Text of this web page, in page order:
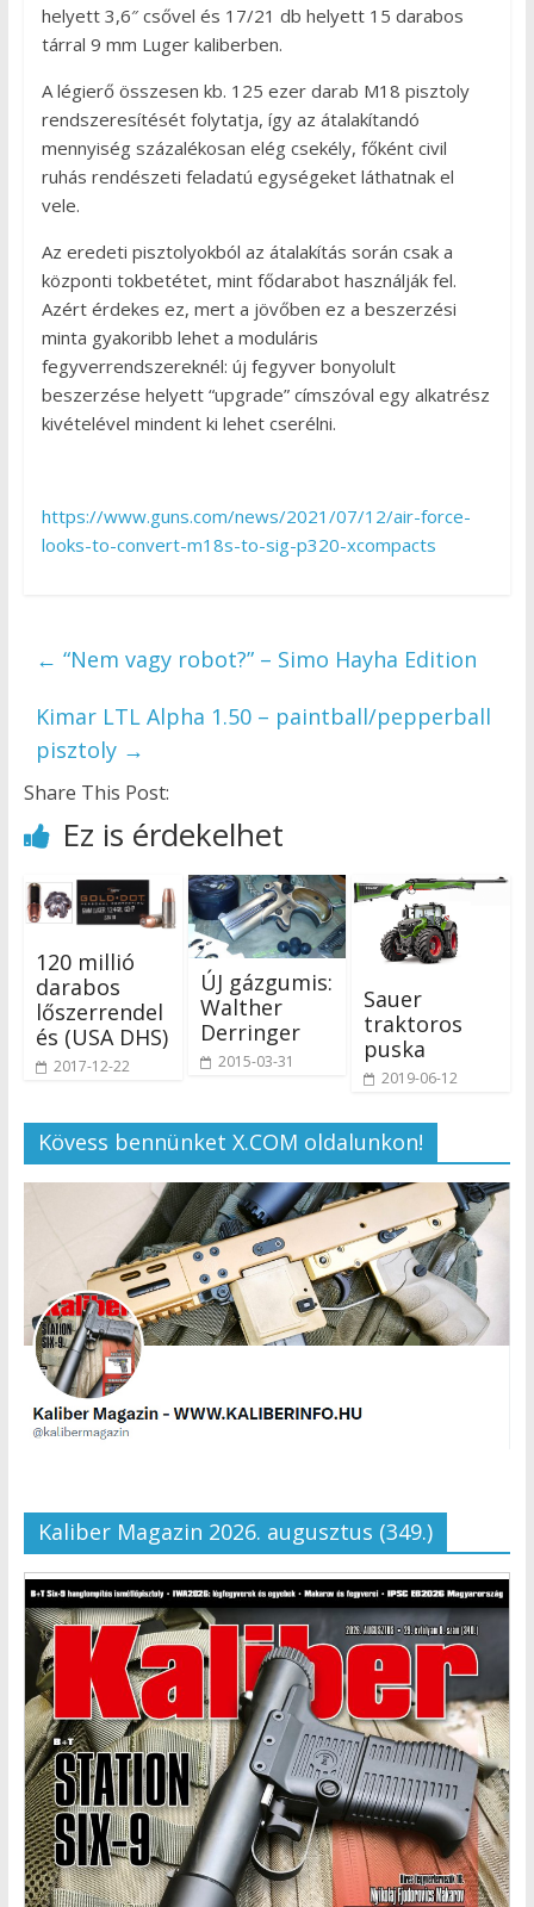
helyett 3,6″ csővel és 17/21 db helyett 15 darabos
tárral 9 mm Luger kaliberben.
A légierő összesen kb. 125 ezer darab M18 pisztoly
rendszeresítését folytatja, így az átalakítandó
mennyiség százalékosan elég csekély, főként civil
ruhás rendészeti feladatú egységeket láthatnak el
vele.
Az eredeti pisztolyokból az átalakítás során csak a
központi tokbetétet, mint fődarabot használják fel.
Azért érdekes ez, mert a jövőben ez a beszerzési
minta gyakoribb lehet a moduláris
fegyverrendszereknél: új fegyver bonyolult
beszerzése helyett “upgrade” címszóval egy alkatrész
kivételével mindent ki lehet cserélni.
https://www.guns.com/news/2021/07/12/air-force-
looks-to-convert-m18s-to-sig-p320-xcompacts
← “Nem vagy robot?” – Simo Hayha Edition
Kimar LTL Alpha 1.50 – paintball/pepperball
pisztoly →
Share This Post:
Ez is érdekelhet
120 millió
darabos
lőszerrendel
és (USA DHS)
2017-12-22
ÚJ gázgumis:
Walther
Derringer
2015-03-31
Sauer
traktoros
puska
2019-06-12
Kövess bennünket X.COM oldalunkon!
Kaliber Magazin 2026. augusztus (349.)